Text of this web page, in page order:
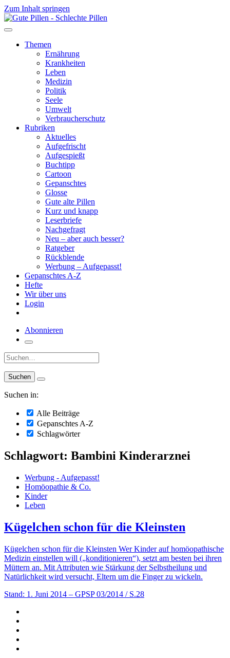
Zum Inhalt springen
Themen
Ernährung
Krankheiten
Leben
Medizin
Politik
Seele
Umwelt
Verbraucherschutz
Rubriken
Aktuelles
Aufgefrischt
Aufgespießt
Buchtipp
Cartoon
Gepanschtes
Glosse
Gute alte Pillen
Kurz und knapp
Leserbriefe
Nachgefragt
Neu – aber auch besser?
Ratgeber
Rückblende
Werbung – Aufgepasst!
Gepanschtes A-Z
Hefte
Wir über uns
Login
Abonnieren
Suche:
Suchen in:
Alle Beiträge
Gepanschtes A-Z
Schlagwörter
Schlagwort: Bambini Kinderarznei
Werbung - Aufgepasst!
Homöopathie & Co.
Kinder
Leben
Kügelchen schon für die Kleinsten
Kügelchen schon für die Kleinsten Wer Kinder auf homöopathische
Medizin einstellen will („konditionieren“), setzt am besten bei ihren
Müttern an. Mit Attributen wie Stärkung der Selbstheilung und
Natürlichkeit wird versucht, Eltern um die Finger zu wickeln.
Stand: 1. Juni 2014 – GPSP 03/2014 / S.28